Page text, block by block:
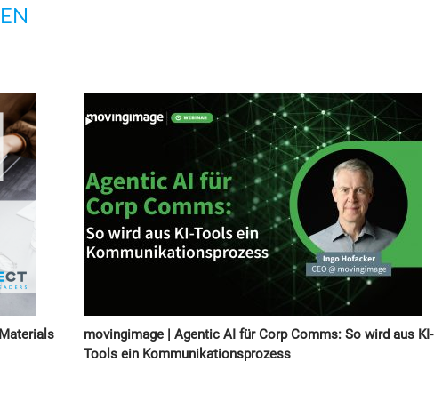
movingimage | Agentic AI für Corp Comms: So wird aus KI-
Tools ein Kommunikationsprozess